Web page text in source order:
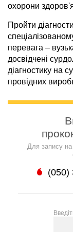
охорони
Пройти
перевага –
досвідчені
діагностику на
провідних
Для запису на
(050)